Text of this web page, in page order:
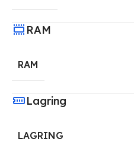
RAM
RAM
Lagring
LAGRING